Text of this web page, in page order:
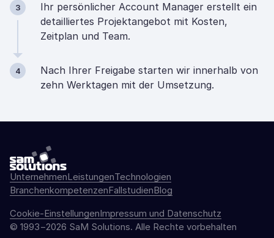
3
Ihr persönlicher Account Manager erstellt ein
detailliertes Projektangebot mit Kosten,
Zeitplan und Team.
4
Nach Ihrer Freigabe starten wir innerhalb von
zehn Werktagen mit der Umsetzung.
UnternehmenLeistungenTechnologien
BranchenkompetenzenFallstudienBlog
Cookie-EinstellungenImpressum und Datenschutz
© 1993−2026 SaM Solutions. Alle Rechte vorbehalten